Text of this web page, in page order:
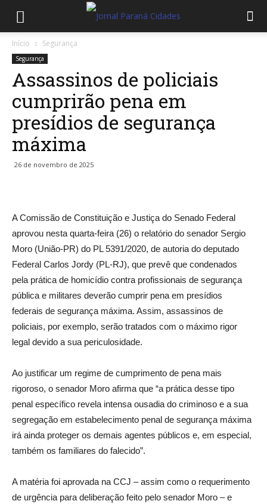
Início Segurança
Segurança
Assassinos de policiais
cumprirão pena em
presídios de segurança
máxima
26 de novembro de 2025
A Comissão de Constituição e Justiça do Senado Federal
aprovou nesta quarta-feira (26) o relatório do senador Sergio
Moro (União-PR) do PL 5391/2020, de autoria do deputado
Federal Carlos Jordy (PL-RJ), que prevê que condenados
pela prática de homicídio contra profissionais de segurança
pública e militares deverão cumprir pena em presídios
federais de segurança máxima. Assim, assassinos de
policiais, por exemplo, serão tratados com o máximo rigor
legal devido a sua periculosidade.
Ao justificar um regime de cumprimento de pena mais
rigoroso, o senador Moro afirma que “a prática desse tipo
penal específico revela intensa ousadia do criminoso e a sua
segregação em estabelecimento penal de segurança máxima
irá ainda proteger os demais agentes públicos e, em especial,
também os familiares do falecido”.
A matéria foi aprovada na CCJ – assim como o requerimento
de urgência para deliberação feito pelo senador Moro – e